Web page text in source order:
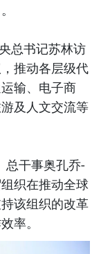
总书记苏林访
推动各层级代
输、电子商
及人文交流等
总干事奥孔乔-
织在推动全球
该组织的改革
率。